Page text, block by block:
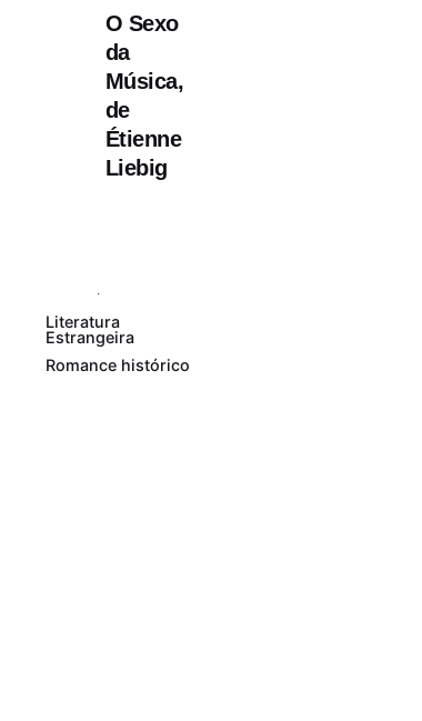
O Sexo
da
Música,
de
Étienne
Liebig
Desaparecidas:
A Floresta do
Avesso, Parte I,
de Richard
A Aldeia das Almas
Literatura
Estrangeira
Romance histórico